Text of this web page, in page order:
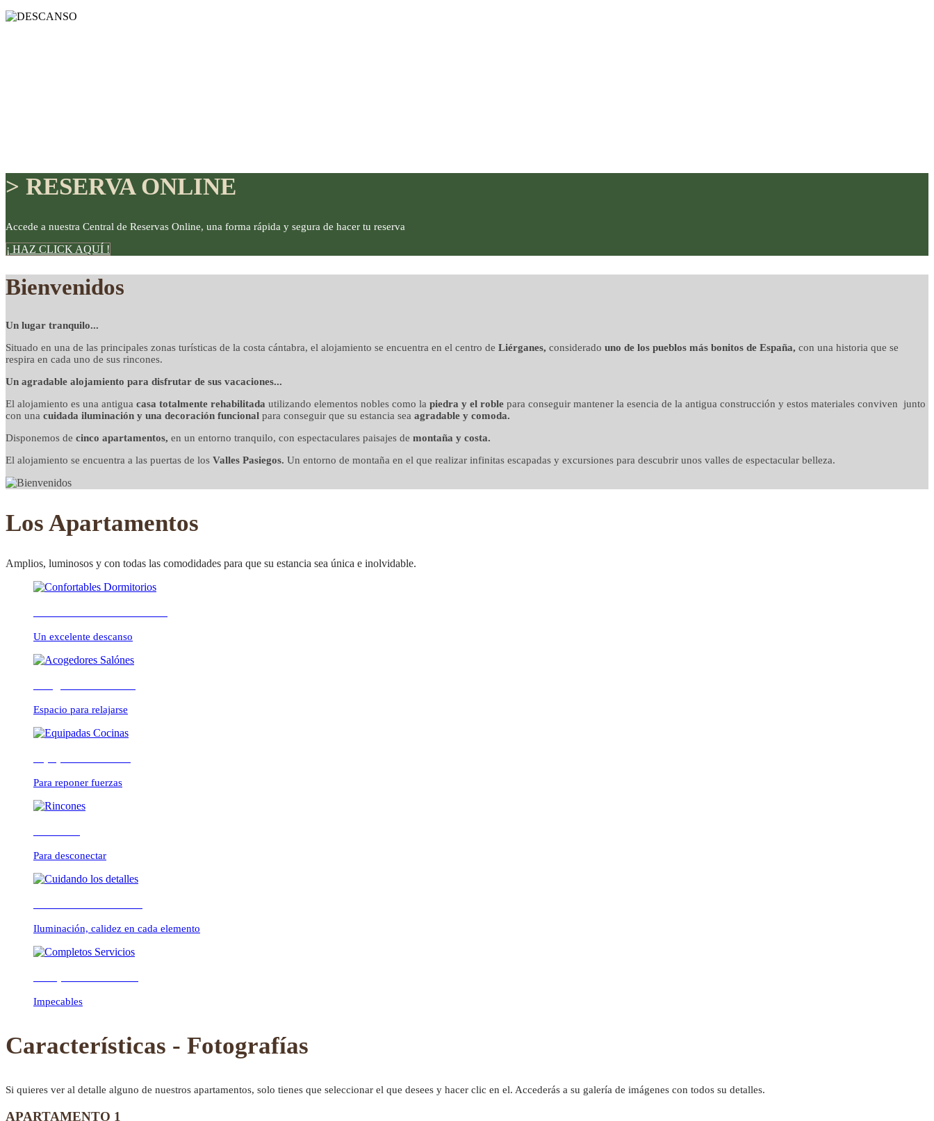
DISFRUTE
detalles cuidados con mimo
CONFORTABLE
ambientes cálidos y relajados
> RESERVA ONLINE
Accede a nuestra Central de Reservas Online, una forma rápida y segura de hacer tu reserva
¡ HAZ CLICK AQUÍ !
Bienvenidos
Un lugar tranquilo...
Situado en una de las principales zonas turísticas de la costa cántabra, el alojamiento se encuentra en el centro de Liérganes, considerado uno de los pueblos más bonitos de España, con una historia que se
respira en cada uno de sus rincones.
Un agradable alojamiento para disfrutar de sus vacaciones...
El alojamiento es una antigua casa totalmente rehabilitada utilizando elementos nobles como la piedra y el roble para conseguir mantener la esencia de la antigua construcción y estos materiales conviven junto
con una cuidada iluminación y una decoración funcional para conseguir que su estancia sea agradable y comoda.
Disponemos de cinco apartamentos, en un entorno tranquilo, con espectaculares paisajes de montaña y costa.
El alojamiento se encuentra a las puertas de los Valles Pasiegos. Un entorno de montaña en el que realizar infinitas escapadas y excursiones para descubrir unos valles de espectacular belleza.
Los Apartamentos
Amplios, luminosos y con todas las comodidades para que su estancia sea única e inolvidable.
Un excelente descanso
Espacio para relajarse
Para reponer fuerzas
Para desconectar
Iluminación, calidez en cada elemento
Impecables
Características - Fotografías
Si quieres ver al detalle alguno de nuestros apartamentos, solo tienes que seleccionar el que desees y hacer clic en el. Accederás a su galería de imágenes con todos su detalles.
APARTAMENTO 1